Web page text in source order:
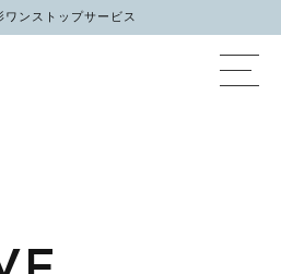
ワンストップサービス
エドリ（家撮）家